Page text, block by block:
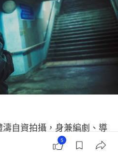
濤自資拍攝，身兼編劇、導
生和陳毅燊領銜主演，根據
5